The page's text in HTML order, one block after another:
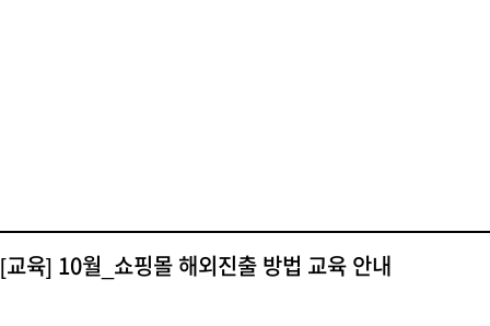
[교육] 10월_쇼핑몰 해외진출 방법 교육 안내